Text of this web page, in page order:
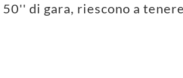
di gara, riescono a